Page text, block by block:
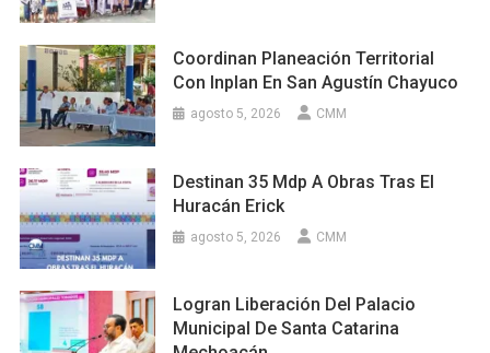
Coordinan Planeación Territorial
Con Inplan En San Agustín Chayuco
agosto 5, 2026 CMM
Destinan 35 Mdp A Obras Tras El
Huracán Erick
agosto 5, 2026 CMM
Logran Liberación Del Palacio
Municipal De Santa Catarina